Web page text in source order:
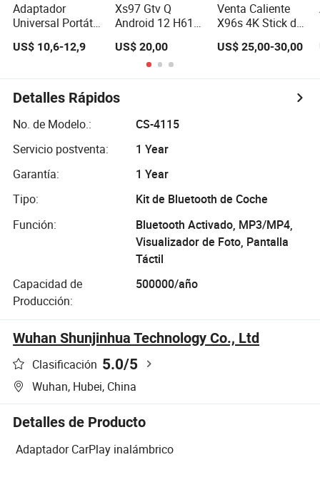
Adaptador
Universal Portátil
Inteligente para
Coche USB
Carplay Android
Auto
US$ 10,6-12,9
Xs97 Gtv Q
Android 12 H618
Dongle de TV 4K
Hdr 2GB DDR3
16GB Emmc
WiFi6 Bt 5.2
US$ 20,00
Venta Caliente
X96s 4K Stick de
TV Amlogic
Android 9.0
Cuádruple Núcleo
WiFi Bt 1080P 4K
US$ 25,00-30,00
Detalles Rápidos
No. de Modelo.:
CS-4115
Servicio postventa:
1 Year
Garantía:
1 Year
Tipo:
Kit de Bluetooth de Coche
Función:
Bluetooth Activado, MP3/MP4,
Visualizador de Foto, Pantalla
Táctil
Capacidad de
Producción:
500000/año
Wuhan Shunjinhua Technology Co., Ltd
Clasificación 5.0/5
Wuhan, Hubei, China
Detalles de Producto
Adaptador CarPlay inalámbrico